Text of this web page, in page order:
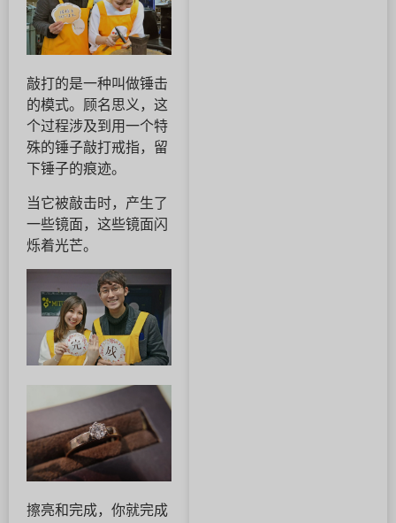
敲打的是一种叫做锤击
的模式。顾名思义，这
个过程涉及到用一个特
殊的锤子敲打戒指，留
下锤子的痕迹。
当它被敲击时，产生了
一些镜面，这些镜面闪
烁着光芒。
擦亮和完成，你就完成